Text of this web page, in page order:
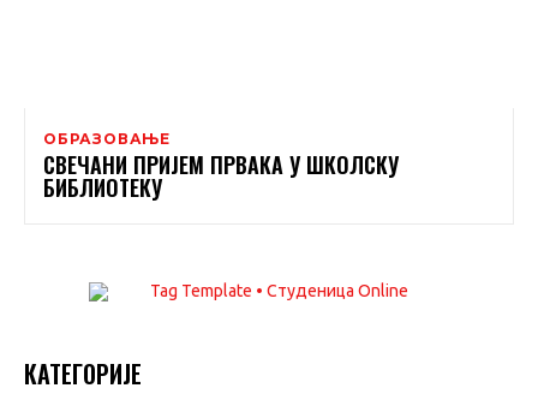
ОБРАЗОВАЊЕ
СВЕЧАНИ ПРИЈЕМ ПРВАКА У ШКОЛСКУ
БИБЛИОТЕКУ
КАТЕГОРИЈЕ